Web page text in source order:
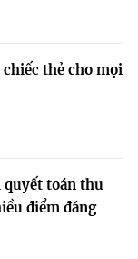
chiếc thẻ cho mọi
quyết toán thu
điểm đáng